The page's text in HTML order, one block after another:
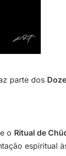
parte dos
o Ritual de
espiritual